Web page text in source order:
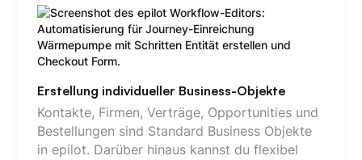
Erstellung individueller Business-Objekte
Kontakte, Firmen, Verträge, Opportunities und
Bestellungen sind Standard Business Objekte
in epilot. Darüber hinaus kannst du flexibel